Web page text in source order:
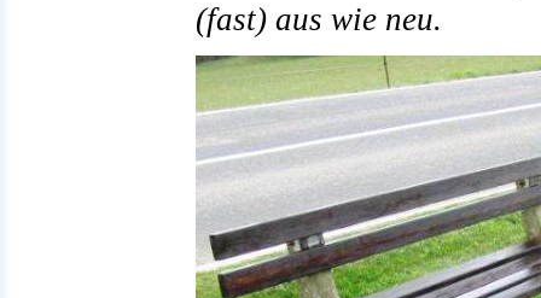
(fast) aus wie neu.